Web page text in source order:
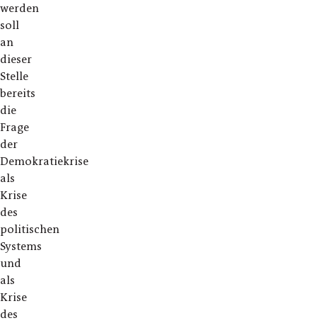
werden
soll
an
dieser
Stelle
bereits
die
Frage
der
Demokratiekrise
als
Krise
des
politischen
Systems
und
als
Krise
des